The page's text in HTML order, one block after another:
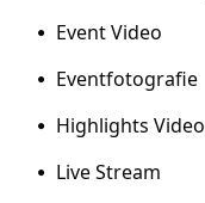
Event Video
Eventfotografie
Highlights Video
Live Stream